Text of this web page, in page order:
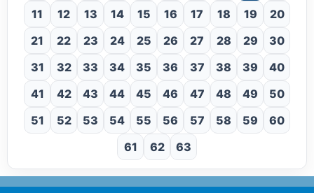
11
12 13 14 15 16 17 18 19
20
21
22 23 24 25 26 27 28 29
30
31
32 33 34 35 36 37 38 39
40
41
42 43 44 45 46 47 48 49
50
51
52 53 54 55 56 57 58 59
60
61
62 63